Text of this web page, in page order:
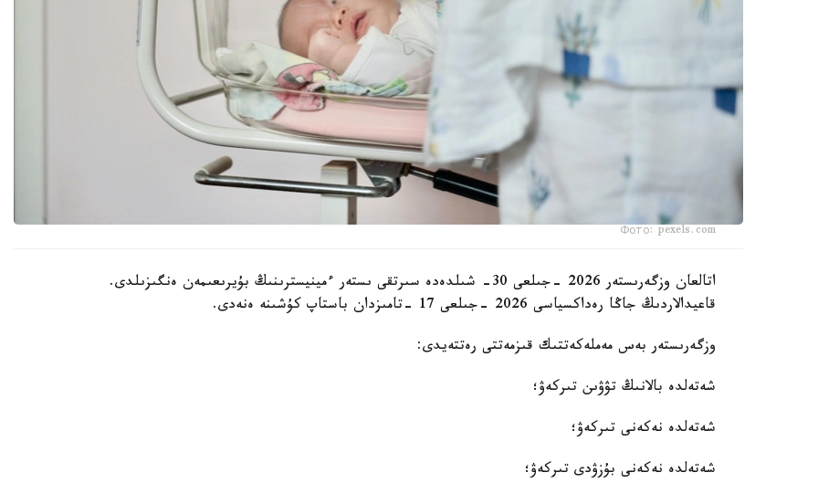
Фото: pexels.com
اتالعان وزگەرىستەر 2026 -جىلعى 30- شىلدەدە سىرتقى ىستەر ءمينيسترىنىڭ بۇيرىعىمەن ەنگىزىلدى.
قاعيدالاردىڭ جاڭا رەداكسياسى 2026 -جىلعى 17 -تامىزدان باستاپ كۇشىنە ەنەدى.
وزگەرىستەر بەس مەملەكەتتىك قىزمەتتى رەتتەيدى:
شەتەلدە بالانىڭ تۋۋىن تىركەۋ؛
شەتەلدە نەكەنى تىركەۋ؛
شەتەلدە نەكەنى بۇزۋدى تىركەۋ؛